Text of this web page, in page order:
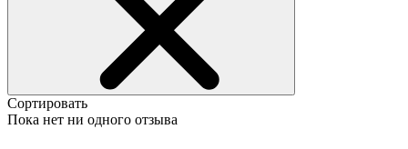
Сортировать
Пока нет ни одного отзыва